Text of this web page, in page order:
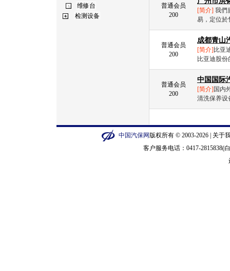
普通会员
200
[简介] 我們
易，定位於
普通会员
200
成都青山
[简介] 比亚
比亚迪股
普通会员
200
中国国际
[简介] 国内
清洗保养
中国汽保网版权所有 © 2003-2026 | 关于
客户服务电话：0417-